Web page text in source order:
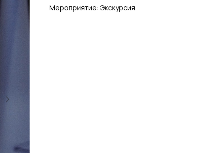
Мероприятие: Экскурсия